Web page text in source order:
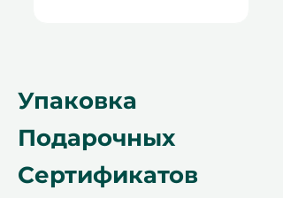
Идеально для дней рождения,
юбилеев или любого особого
случая для любителей
приключений.
Упаковка
Подарочных
Сертификатов